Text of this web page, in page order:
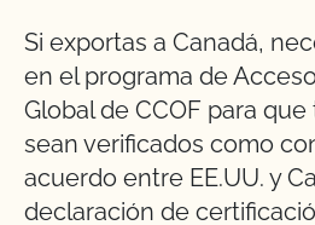
Si exportas a Canadá,
en el programa de
Global de CCOF para
sean verificados como
acuerdo entre EE.UU. y
declaración de